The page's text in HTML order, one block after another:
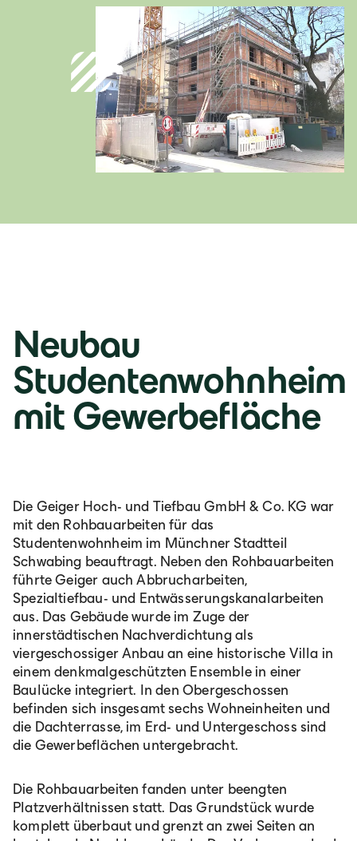
Neubau
Studentenwohnheim
mit Gewerbefläche
Die Geiger Hoch- und Tiefbau GmbH & Co. KG war
mit den Rohbauarbeiten für das
Studentenwohnheim im Münchner Stadtteil
Schwabing beauftragt. Neben den Rohbauarbeiten
führte Geiger auch Abbrucharbeiten,
Spezialtiefbau- und Entwässerungskanalarbeiten
aus. Das Gebäude wurde im Zuge der
innerstädtischen Nachverdichtung als
viergeschossiger Anbau an eine historische Villa in
einem denkmalgeschützten Ensemble in einer
Baulücke integriert. In den Obergeschossen
befinden sich insgesamt sechs Wohneinheiten und
die Dachterrasse, im Erd- und Untergeschoss sind
die Gewerbeflächen untergebracht.
Die Rohbauarbeiten fanden unter beengten
Platzverhältnissen statt. Das Grundstück wurde
komplett überbaut und grenzt an zwei Seiten an
Italiano
România
Lb. română